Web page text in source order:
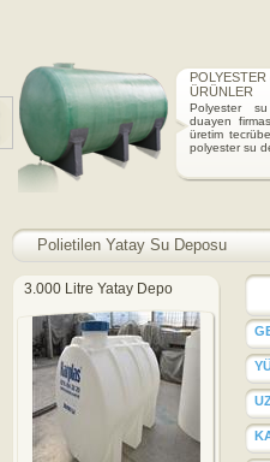
ÜRÜNLER
Polyester
duayen
üretim
polyester su
Polietilen Yatay Su Deposu
3.000 Litre Yatay Depo